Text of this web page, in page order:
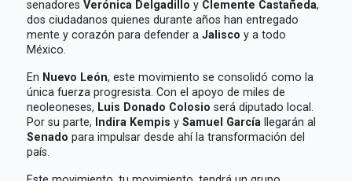
senadores Verónica Delgadillo y Clemente Castañeda,
dos ciudadanos quienes durante años han entregado
mente y corazón para defender a Jalisco y a todo
México.
En Nuevo León, este movimiento se consolidó como la
única fuerza progresista. Con el apoyo de miles de
neoleoneses, Luis Donado Colosio será diputado local.
Por su parte, Indira Kempis y Samuel García llegarán al
Senado para impulsar desde ahí la transformación del
país.